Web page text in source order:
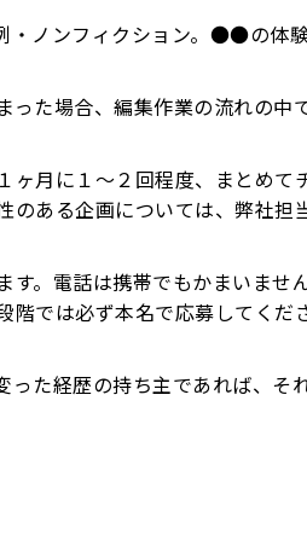
・ノンフィクション。●●の体験
た場合、編集作業の流れの中
月に１～２回程度、まとめて
ある企画については、弊社担
。電話は携帯でもかまいません
では必ず本名で応募してくだ
った経歴の持ち主であれば、